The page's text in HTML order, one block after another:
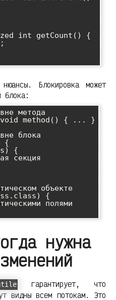
Блокировка может
блока:
метода
void method() { ... }
блока
{
объекте
{
нужна
гарантирует, что
видны всем потокам. Это